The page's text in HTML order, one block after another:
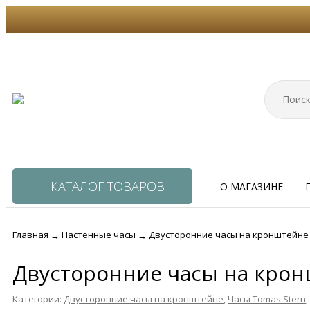
КАТАЛОГ ТОВАРОВ О МАГАЗИНЕ
Главная → Настенные часы → Двусторонние часы на кронштейне
Двусторонние часы на
Категории: Двусторонние часы на кронштейне Часы Tomas Stern